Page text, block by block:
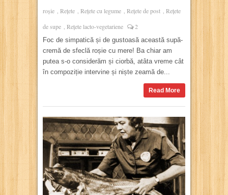
roșie , Rețete , Rețete cu legume , Rețete de post , Rețete
de supe , Rețete lacto-vegetariene 2
Foc de simpatică și de gustoasă această supă-
cremă de sfeclă roșie cu mere! Ba chiar am
putea s-o considerăm și ciorbă, atâta vreme cât
în compoziție intervine și niște zeamă de...
Read More